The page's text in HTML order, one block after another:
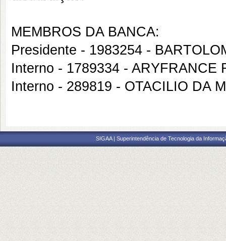
MEMBROS DA BANCA:
Presidente - 1983254 -
Interno - 1789334 - ARYFRANCE
Interno - 289819 - OTACILIO DA
SIGAA | Superintendência de Tecnologia da